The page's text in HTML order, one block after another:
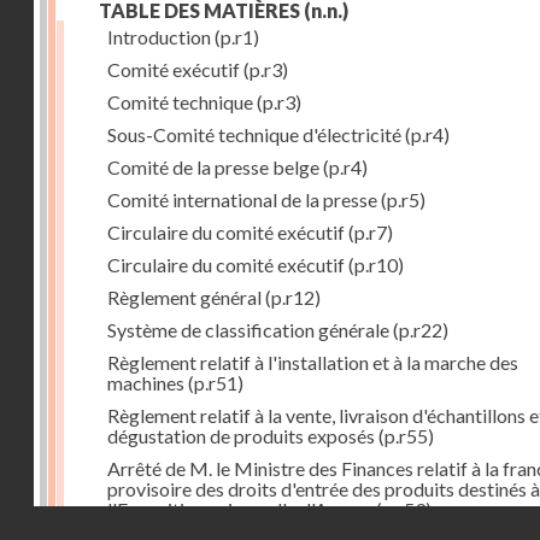
TABLE DES MATIÈRES (n.n.)
Introduction(p.r1)
Comité exécutif(p.r3)
Comité technique(p.r3)
Sous-Comité technique d'électricité(p.r4)
Comité de la presse belge(p.r4)
Comité international de la presse(p.r5)
Circulaire du comité exécutif(p.r7)
Circulaire du comité exécutif(p.r10)
Règlement général(p.r12)
Système de classification générale(p.r22)
Règlement relatif à l'installation et à la marche des
machines (p.r51)
Règlement relatif à la vente, livraison d'échantillons
dégustation de produits exposés (p.r55)
Arrêté de M. le Ministre des Finances relatif à la
provisoire des droits d'entrée des produits destinés à
l'Exposition universelle d'Anvers(p.r59)